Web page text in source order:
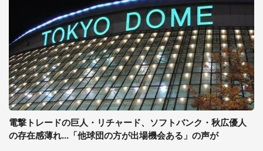
電撃トレードの巨人・リチャード、ソフトバンク・秋広優人
の存在感薄れ...「他球団の方が出場機会ある」の声が